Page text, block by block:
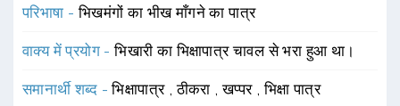
परिभाषा -भिखमंगों का भीख माँगने का पात्र
वाक्य में प्रयोग -भिखारी का भिक्षापात्र चावल से भरा हुआ था।
समानार्थी शब्द -भिक्षापात्र ,ठीकरा ,खप्पर ,भिक्षा पात्र